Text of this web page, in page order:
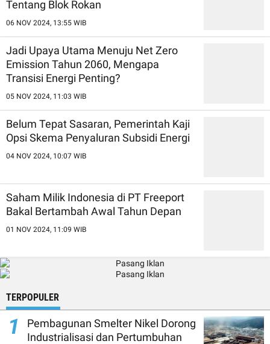
Tentang Blok Rokan
06 NOV 2024, 13:55 WIB
Jadi Upaya Utama Menuju Net Zero
Emission Tahun 2060, Mengapa
Transisi Energi Penting?
05 NOV 2024, 11:03 WIB
Belum Tepat Sasaran, Pemerintah Kaji
Opsi Skema Penyaluran Subsidi Energi
04 NOV 2024, 10:07 WIB
Saham Milik Indonesia di PT Freeport
Bakal Bertambah Awal Tahun Depan
01 NOV 2024, 11:09 WIB
TERPOPULER
1
Pembagunan Smelter Nikel Dorong
Industrialisasi dan Pertumbuhan